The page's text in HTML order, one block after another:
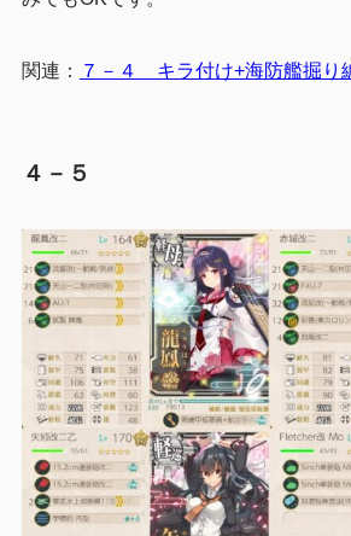
関連： ７－４ キラ付け+海防艦掘り
４－５